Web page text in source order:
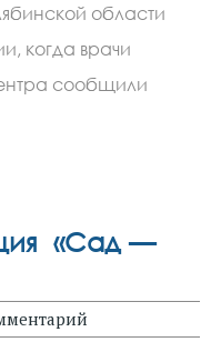
области
когда врачи
сообщили
«Сад —